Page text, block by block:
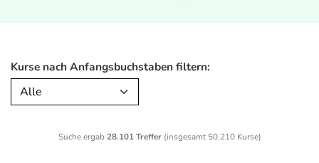
Kurse nach Anfangsbuchstaben filtern:
Alle
Suche ergab 28.101 Treffer(insgesamt 50.210 Kurse)